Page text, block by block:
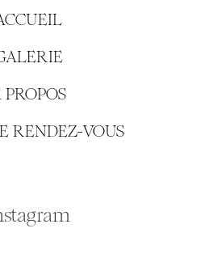
PROPOS
RENDEZ-VOUS